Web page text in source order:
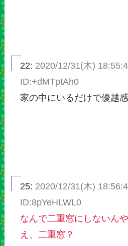
22: 2020/12/31(木)
ID:+dMTptAh0
家の中にいるだけで優越
25: 2020/12/31(木)
ID:8pYeHLWL0
なんで二重窓にしないんや
え、二重窓？